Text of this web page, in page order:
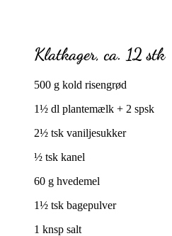
Klatkager, ca. 12 stk
500 g kold risengrød
1½ dl plantemælk + 2 spsk
2½ tsk vaniljesukker
½ tsk kanel
60 g hvedemel
1½ tsk bagepulver
1 knsp salt